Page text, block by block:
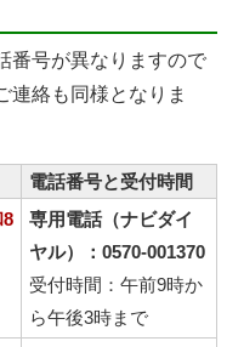
番号が異なりますので
連絡も同様となりま
電話番号と受付時間
8
専用電話（ナビダイ
ヤル）：0570-001370
受付時間：午前9時か
ら午後3時まで